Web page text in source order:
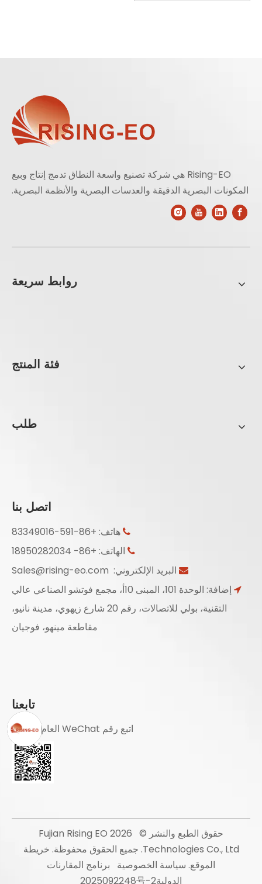
Rising-EO هي شركة تصنيع واسعة النطاق تدمج إنتاج وبيع
المكونات البصرية الدقيقة والعدسات البصرية والأنظمة البصرية.
روابط سريعة
فئة المنتج
طلب
اتصل بنا
 هاتف: +86-591-83349016
 الهاتف: +86- 18950282034
 البريد الإلكتروني: Sales@rising-eo.com

إضافة: الوحدة 101، المبنى 10أ، مجمع فوتشو الصناعي عالي
التقنية، بولي للاتصالات، رقم 20 شارع زيهوي، مدينة نانيو،
مقاطعة مينهو، فوجيان
تابعنا
اتبع رقم WeChat العام باهتمام
حقوق الطبع والنشر © 2026
Fujian Rising EO
Technologies Co., Ltd. جميع الحقوق محفوظة.
خريطة
الموقع. سياسة الخصوصية
برنامج المقارنات
الدولية2025092248号-2